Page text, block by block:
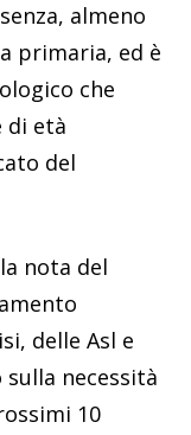
almeno
primaria, ed è
che
di età
del
nota del
delle Asl e
necessità
10